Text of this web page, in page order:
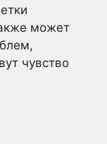
может
чувство